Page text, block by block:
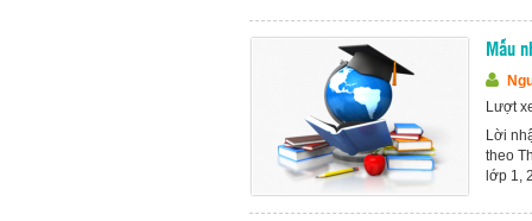
Mẫu
Lượt
Lời
theo
lớp 1,